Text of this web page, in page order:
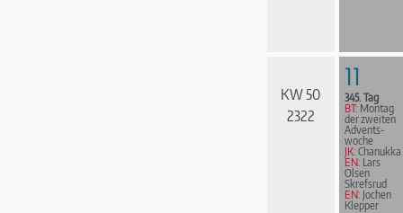
KW 50
2322
11
345. Tag
BT: Montag
der zweiten
Advents­
woche
JK: Chanukka
EN: Lars
Olsen
Skrefsrud
EN: Jochen
Klepper